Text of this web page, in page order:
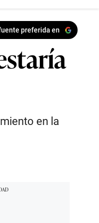
preferida en
en la